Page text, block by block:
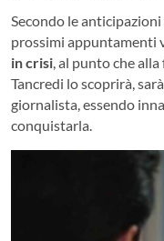
Secondo le
prossimi appuntamenti
in crisi, al punto che
Tancredi lo scoprirà,
giornalista, essendo
conquistarla.